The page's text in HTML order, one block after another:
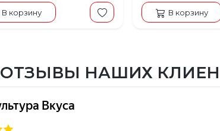
В корзину В корзину
ОТЗЫВЫ НАШИХ